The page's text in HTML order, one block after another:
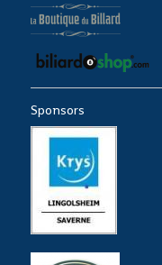
Sponsors